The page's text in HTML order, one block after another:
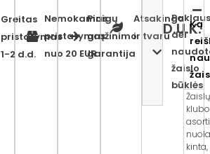
Greitas
pristatymas
1-2 d.d.
Nemokamas
pristatymas
nuo 20 EUR
Pinigų
grąžinimo
garantija
Atsakinga
ir tvarudėl
žaislo
būklės
D.U.K.
Ką
Žaislų
klubo
kinta,